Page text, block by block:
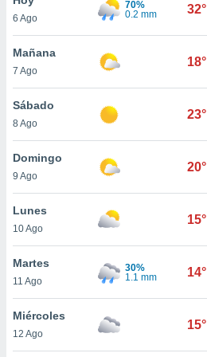
y
en
más
de
6 Ago
70%
0.2 mm
32°
Mañana
7 Ago
18°
Sábado
8 Ago
23°
Domingo
9 Ago
20°
Lunes
10 Ago
15°
Martes
11 Ago
30%
1.1 mm
14°
Miércoles
12 Ago
15°